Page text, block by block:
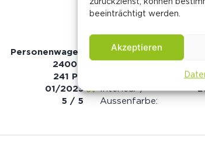
beeinträchtigt werden.
Akzeptieren
Personenwagen
24000
241 PS
01/2023
5 / 5
Getriebeart:
Treibstoff:
Interieur /
Aussenfarbe: